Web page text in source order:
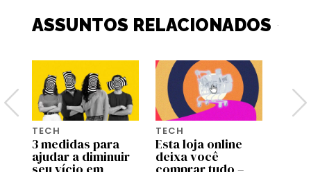
ASSUNTOS RELACIONADOS
TECH
3 medidas para
ajudar a diminuir
TECH
Esta loja online
deixa você